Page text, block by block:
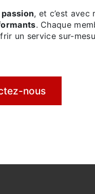
passion, et c’est avec
. Chaque
un service sur-
nous